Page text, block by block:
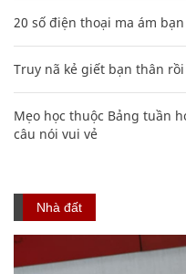
20 số điện thoại ma ám
Truy nã kẻ giết bạn thân
Mẹo học thuộc Bảng tuần
câu nói vui vẻ
Nhà đất